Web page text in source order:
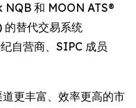
NQB 和 MOON ATS®
的替代交易系统
自营商、SIPC 成员
更丰富、效率更高的市